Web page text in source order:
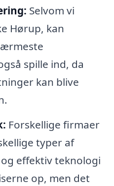
Selvom vi
Hørup, kan
spille ind, da
kan blive
Forskellige firmaer
typer af
effektiv teknologi
op, men det